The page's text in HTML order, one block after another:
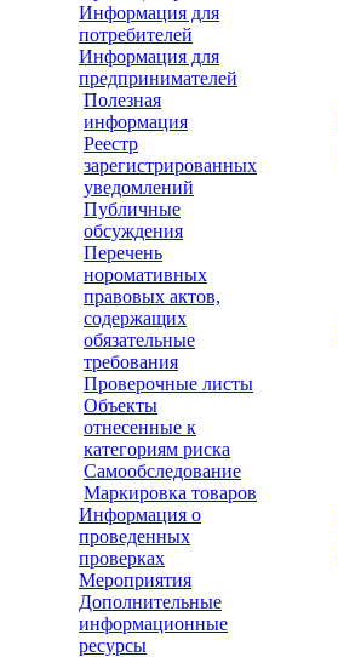
Информация для
потребителей
Информация для
предпринимателей
Полезная
информация
Реестр
зарегистрированных
уведомлений
Публичные
обсуждения
Перечень
норомативных
правовых актов,
содержащих
обязательные
требования
Проверочные листы
Объекты
отнесенные к
категориям риска
Самообследование
Маркировка товаров
Информация о
проведенных
проверках
Мероприятия
Дополнительные
информационные
ресурсы